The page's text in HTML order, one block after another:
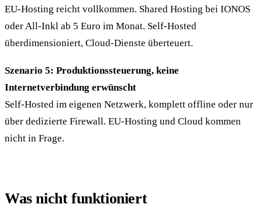
EU-Hosting reicht vollkommen. Shared Hosting bei IONOS
oder All-Inkl ab 5 Euro im Monat. Self-Hosted
überdimensioniert, Cloud-Dienste überteuert.
Szenario 5: Produktionssteuerung, keine
Internetverbindung erwünscht
Self-Hosted im eigenen Netzwerk, komplett offline oder nur
über dedizierte Firewall. EU-Hosting und Cloud kommen
nicht in Frage.
Was nicht funktioniert